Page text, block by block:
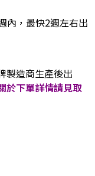
，最快2週左右出
造商生產後出
關於下單詳情請見取